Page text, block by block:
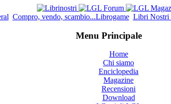
Compro, vendo, scambio...Librogame Libri Nostri
Menu Principale
Home
Chi siamo
Enciclopedia
Magazine
Recensioni
Download